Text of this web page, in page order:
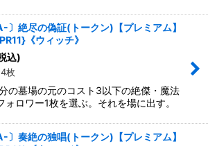
〕絶尽の偽証(トークン)【プレミアム】
《ウィッチ》
込)
枚
墓場の元のコスト3以下の絶傑・魔法
ォロワー1枚を選ぶ。それを場に出す。
〕奏絶の独唱(トークン)【プレミアム】